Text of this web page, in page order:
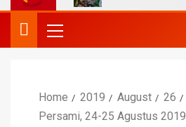
Home 2019 August
26
Persami, 24-25 Agustus 2019